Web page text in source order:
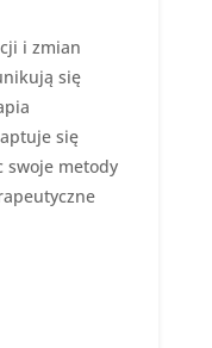
i zmian
się
się
swoje metody